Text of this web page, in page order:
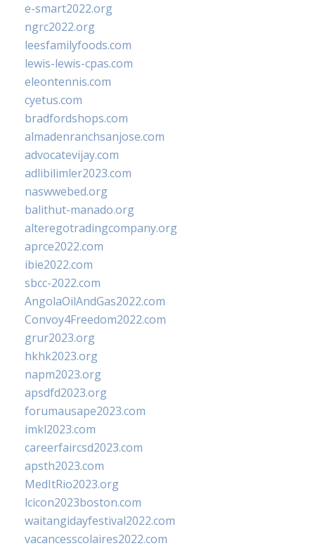
e-smart2022.org
ngrc2022.org
leesfamilyfoods.com
lewis-lewis-cpas.com
eleontennis.com
cyetus.com
bradfordshops.com
almadenranchsanjose.com
advocatevijay.com
adlibilimler2023.com
naswwebed.org
balithut-manado.org
alteregotradingcompany.org
aprce2022.com
ibie2022.com
sbcc-2022.com
AngolaOilAndGas2022.com
Convoy4Freedom2022.com
grur2023.org
hkhk2023.org
napm2023.org
apsdfd2023.org
forumausape2023.com
imkl2023.com
careerfaircsd2023.com
apsth2023.com
MedItRio2023.org
lcicon2023boston.com
waitangidayfestival2022.com
vacancesscolaires2022.com